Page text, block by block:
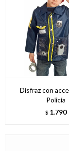
Disfraz con
Policía
$ 1.790